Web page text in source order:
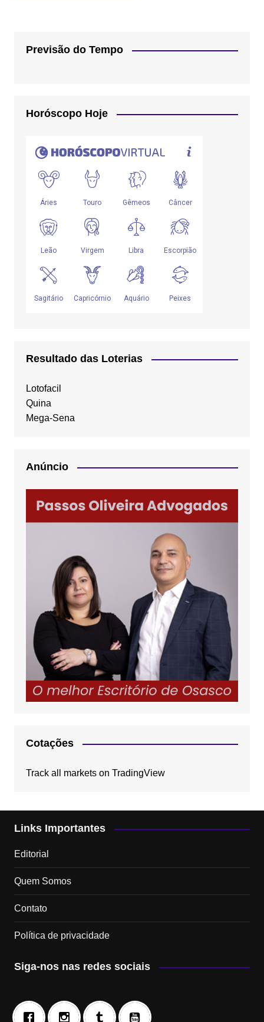
Previsão do Tempo
Horóscopo Hoje
Resultado das Loterias
Lotofacil
Quina
Mega-Sena
Anúncio
Cotações
Track all markets on TradingView
Links Importantes
Editorial
Quem Somos
Contato
Política de privacidade
Siga-nos nas redes sociais